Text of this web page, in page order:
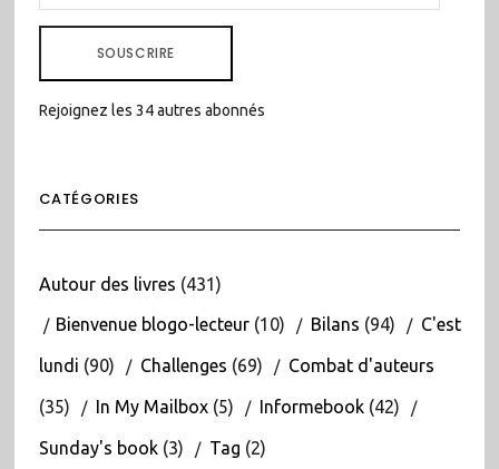
E-
SOUSCRIRE
Rejoignez les 34 autres abonnés
CATÉGORIES
Autour des livres (431)
Bienvenue blogo-lecteur(10) Bilans (94) C'est
lundi (90) Challenges (69) Combat d'auteurs
(35) In My Mailbox(5) Informebook(42)
Sunday's book(3) Tag (2)